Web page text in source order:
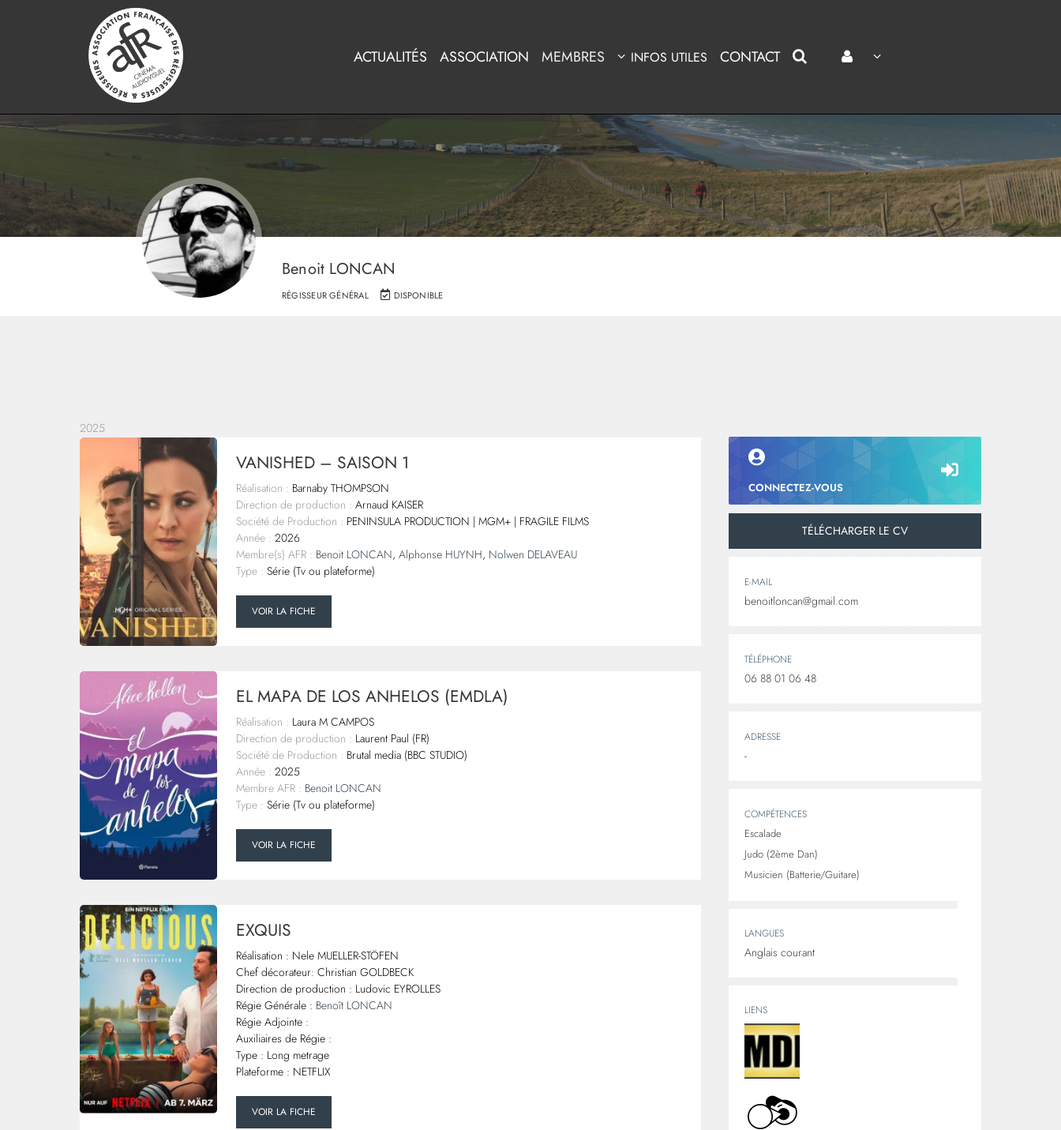
ACTUALITÉS ASSOCIATION MEMBRES INFOS UTILES CONTACT
Benoit LONCAN
RÉGISSEUR GÉNÉRAL DISPONIBLE
2025
VANISHED – SAISON 1
Réalisation : Barnaby THOMPSON
Direction de production : Arnaud KAISER
Société de Production : PENINSULA PRODUCTION | MGM+ | FRAGILE FILMS
Année : 2026
Membre(s) AFR : Benoit LONCAN, Alphonse HUYNH, Nolwen DELAVEAU
Type : Série (Tv ou plateforme)
VOIR LA FICHE
EL MAPA DE LOS ANHELOS (EMDLA)
Réalisation : Laura M CAMPOS
Direction de production : Laurent Paul (FR)
Société de Production : Brutal media (BBC STUDIO)
Année : 2025
Membre AFR : Benoit LONCAN
Type : Série (Tv ou plateforme)
VOIR LA FICHE
EXQUIS
Réalisation : Nele MUELLER-STÖFEN
Chef décorateur: Christian GOLDBECK
Direction de production : Ludovic EYROLLES
Régie Générale : Benoît LONCAN
Régie Adjointe :
Auxiliaires de Régie :
Type : Long metrage
Plateforme : NETFLIX
VOIR LA FICHE
CONNECTEZ-VOUS
TÉLÉCHARGER LE CV
E-MAIL
benoitloncan@gmail.com
TÉLÉPHONE
06 88 01 06 48
ADRESSE
-
COMPÉTENCES
Escalade
Judo (2ème Dan)
Musicien (Batterie/Guitare)
LANGUES
Anglais courant
LIENS